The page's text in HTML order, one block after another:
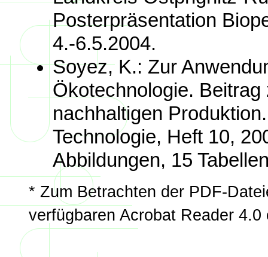
Posterpräsentation
4.-6.5.2004.
Soyez, K.: Zur
Ökotechnologie.
nachhaltigen
Technologie, Heft 10,
Abbildungen, 15
* Zum Betrachten der PDF-
verfügbaren Acrobat Reader 4.0